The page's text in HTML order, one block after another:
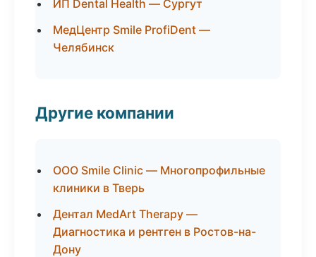
ИП Dental Health — Сургут
МедЦентр Smile ProfiDent —
Челябинск
Другие компании
ООО Smile Clinic — Многопрофильные
клиники в Тверь
Дентал MedArt Therapy —
Диагностика и рентген в Ростов-на-
Дону